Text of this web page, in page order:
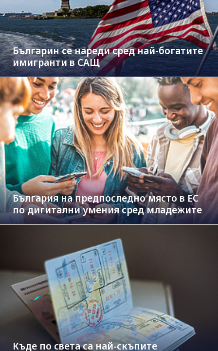
Българин се нареди сред най-богатите
имигранти в САЩ
България на предпоследно място в ЕС
по дигитални умения сред младежите
Къде по света са най-скъпите